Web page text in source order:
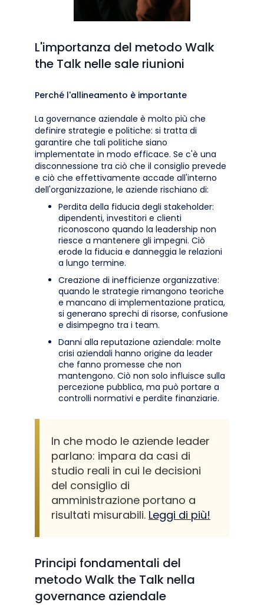
L'importanza del metodo Walk
the Talk nelle sale riunioni
Perché l'allineamento è importante
La governance aziendale è molto più che
definire strategie e politiche: si tratta di
garantire che tali politiche siano
implementate in modo efficace. Se c'è una
disconnessione tra ciò che il consiglio prevede
e ciò che effettivamente accade all'interno
dell'organizzazione, le aziende rischiano di:
Perdita della fiducia degli stakeholder:
dipendenti, investitori e clienti
riconoscono quando la leadership non
riesce a mantenere gli impegni. Ciò
erode la fiducia e danneggia le relazioni
a lungo termine.
Creazione di inefficienze organizzative:
quando le strategie rimangono teoriche
e mancano di implementazione pratica,
si generano sprechi di risorse, confusione
e disimpegno tra i team.
Danni alla reputazione aziendale: molte
crisi aziendali hanno origine da leader
che fanno promesse che non
mantengono. Ciò non solo influisce sulla
percezione pubblica, ma può portare a
controlli normativi e perdite finanziarie.
In che modo le aziende leader
parlano: impara da casi di
studio reali in cui le decisioni
del consiglio di
amministrazione portano a
risultati misurabili. Leggi di più!
Principi fondamentali del
metodo Walk the Talk nella
governance aziendale